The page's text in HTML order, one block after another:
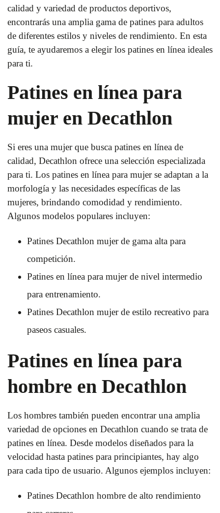
calidad y variedad de productos deportivos,
encontrarás una amplia gama de patines para adultos
de diferentes estilos y niveles de rendimiento. En esta
guía, te ayudaremos a elegir los patines en línea ideales
para ti.
Patines en línea para
mujer en Decathlon
Si eres una mujer que busca patines en línea de
calidad, Decathlon ofrece una selección especializada
para ti. Los patines en línea para mujer se adaptan a la
morfología y las necesidades específicas de las
mujeres, brindando comodidad y rendimiento.
Algunos modelos populares incluyen:
Patines Decathlon mujer de gama alta para
competición.
Patines en línea para mujer de nivel intermedio
para entrenamiento.
Patines Decathlon mujer de estilo recreativo para
paseos casuales.
Patines en línea para
hombre en Decathlon
Los hombres también pueden encontrar una amplia
variedad de opciones en Decathlon cuando se trata de
patines en línea. Desde modelos diseñados para la
velocidad hasta patines para principiantes, hay algo
para cada tipo de usuario. Algunos ejemplos incluyen:
Patines Decathlon hombre de alto rendimiento